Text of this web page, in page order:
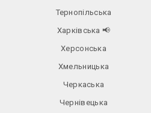
Тернопільська
Харківська 📢
Херсонська
Хмельницька
Черкаська
Чернівецька